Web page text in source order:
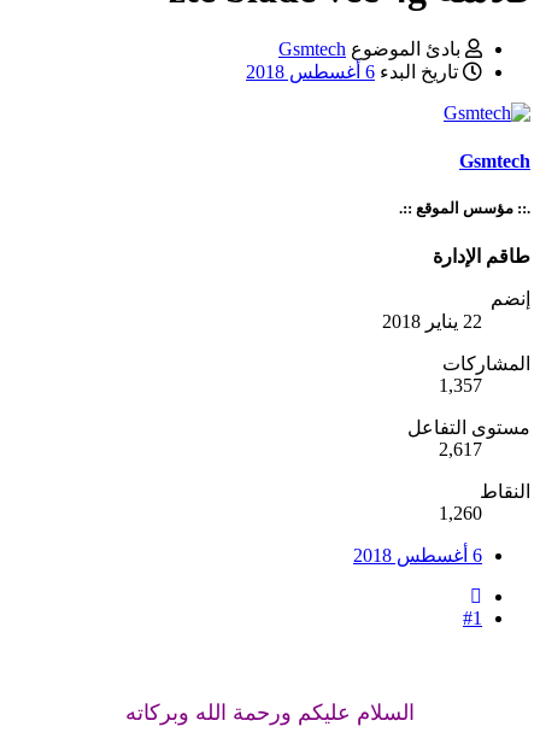
بادئ الموضوع Gsmtech
تاريخ البدء 6 أغسطس 2018
Gsmtech
.:: مؤسس الموقع ::.
طاقم الإدارة
إنضم
22 يناير 2018
المشاركات
1,357
مستوى التفاعل
2,617
النقاط
1,260
6 أغسطس 2018
#1
السلام عليكم ورحمة الله وبركاته